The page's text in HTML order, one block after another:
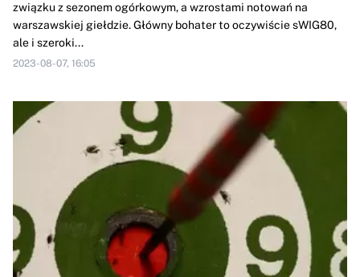
związku z sezonem ogórkowym, a wzrostami notowań na
warszawskiej giełdzie. Główny bohater to oczywiście sWIG80,
ale i szeroki...
2023-08-07, 16:05